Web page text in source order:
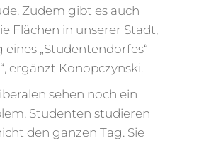
Zudem gibt es auch
Flächen in unserer Stadt,
„Studentendorfes“
ergänzt Konopczynski.
sehen noch ein
Studenten studieren
den ganzen Tag. Sie